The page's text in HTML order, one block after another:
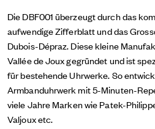
Die DBF001 überzeugt durch das
aufwendige Zifferblatt und das
Dubois-Dépraz. Diese kleine
Vallée de Joux gegründet und ist
für bestehende Uhrwerke. So
Armbanduhrwerk mit 5-Minuten-
viele Jahre Marken wie Patek-
Valjoux etc.